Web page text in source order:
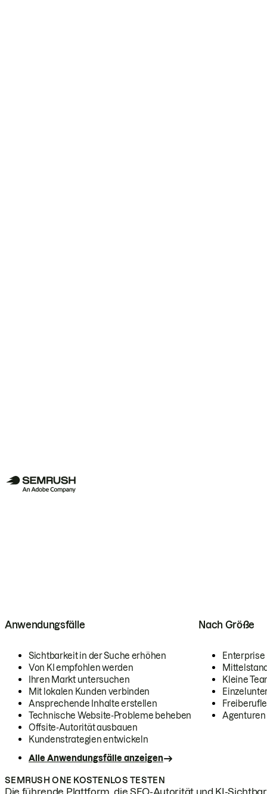
Anwendungsfälle
Sichtbarkeit in der Suche erhöhen
Von KI empfohlen werden
Ihren Markt untersuchen
Mit lokalen Kunden verbinden
Ansprechende Inhalte erstellen
Technische Website-Probleme beheben
Offsite-Autorität ausbauen
Kundenstrategien entwickeln
Alle Anwendungsfälle anzeigen
Nach Größe
Enterprise
Kleine
Agenturen
SEMRUSH ONE KOSTENLOS TESTEN
Die führende Plattform, die SEO-Autorität und KI-